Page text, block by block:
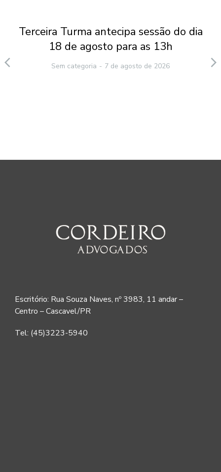
Terceira Turma antecipa sessão do dia
18 de agosto para as 13h
Sem categoria 7 de agosto de 2026
Escritório: Rua Souza Naves, nº 3983, 11 andar –
Centro – Cascavel/PR
Tel: (45)3223-5940